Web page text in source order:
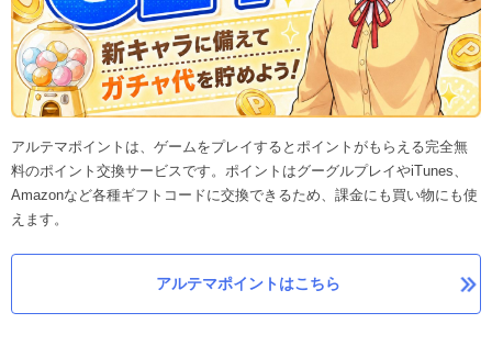
アルテマポイントは、ゲームをプレイするとポイントがもらえる完全無
料のポイント交換サービスです。ポイントはグーグルプレイやiTunes、
Amazonなど各種ギフトコードに交換できるため、課金にも買い物にも使
えます。
アルテマポイントはこちら